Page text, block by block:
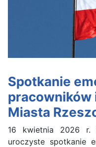
Spotkanie
pracowników
Miasta
16 kwietnia 2026 r.
uroczyste spotkanie